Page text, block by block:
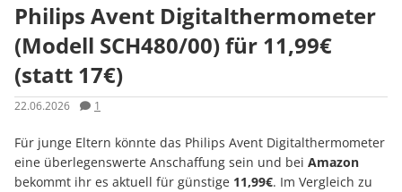
Philips Avent Digitalthermometer
(Modell SCH480/00) für 11,99€
(statt 17€)
22.06.2026 1
Für junge Eltern könnte das Philips Avent Digitalthermometer
eine überlegenswerte Anschaffung sein und bei Amazon
bekommt ihr es aktuell für günstige 11,99€. Im Vergleich zu